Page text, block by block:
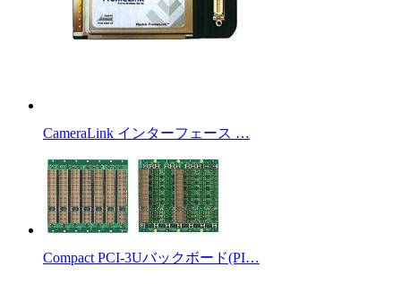
CameraLink インターフェース …
Compact PCI-3Uバックボード(PI…